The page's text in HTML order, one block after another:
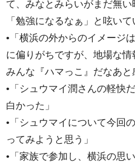
て、みなとみらいがまだ無
「勉強になるなぁ」と呟い
•「横浜の外からのイメージ
に偏りがちですが、地場な
みんな『ハマっこ』だなあと
•「シュウマイ潤さんの軽快
白かった」
•「シュウマイについて今回
ってみようと思う」
•「家族で参加し、横浜の思